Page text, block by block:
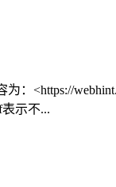
：<https://
示不...